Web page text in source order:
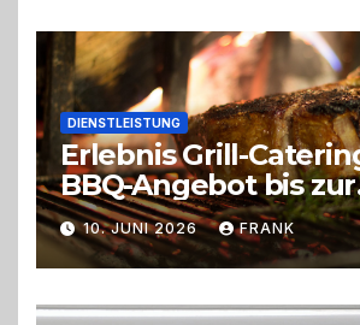
DIENSTLEISTUNG
Erlebnis Grill-
BBQ-Angebot bis zur
perfekten
Trend zu Outdoor-
Live-Cooking
10. JUNI 2026 FRANK